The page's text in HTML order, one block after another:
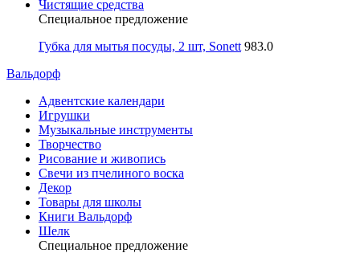
Чистящие средства
Специальное предложение
Губка для мытья посуды, 2 шт, Sonett 983.0
Вальдорф
Адвентские календари
Игрушки
Музыкальные инструменты
Творчество
Рисование и живопись
Свечи из пчелиного воска
Декор
Товары для школы
Книги Вальдорф
Шелк
Специальное предложение